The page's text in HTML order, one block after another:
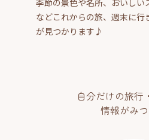
などこれからの旅、週末に行
が見つかります♪
自分だけの旅行
情報がみ